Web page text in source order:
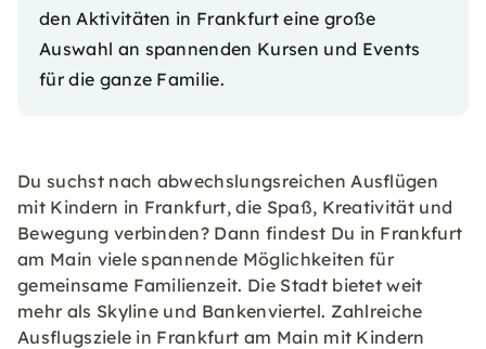
denAktivitäten in Frankfurteine große
Auswahl an spannenden Kursen und Events
für die ganze Familie.
Du suchst nach abwechslungsreichen Ausflügen
mit Kindern in Frankfurt, die Spaß, Kreativität und
Bewegung verbinden? Dann findest Du in Frankfurt
am Main viele spannende Möglichkeiten für
gemeinsame Familienzeit. Die Stadt bietet weit
mehr als Skyline und Bankenviertel. Zahlreiche
Ausflugsziele in Frankfurt am Main mit Kindern